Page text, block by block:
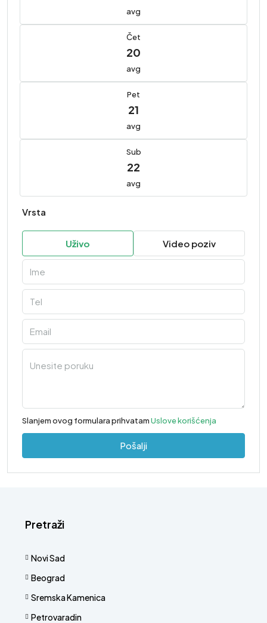
avg
Čet
20
avg
Pet
21
avg
Sub
22
avg
Vrsta
Uživo Video poziv
Slanjem ovog formulara prihvatamUslove korišćenja
Pošalji
Pretraži
Novi Sad
Beograd
Sremska Kamenica
Petrovaradin